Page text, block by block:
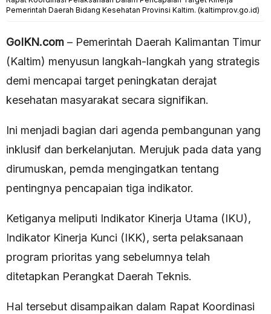
Pemerintah Daerah Bidang Kesehatan Provinsi Kaltim. (kaltimprov.go.id)
GoIKN.com – Pemerintah Daerah Kalimantan Timur
(Kaltim) menyusun langkah-langkah yang strategis
demi mencapai target peningkatan derajat
kesehatan masyarakat secara signifikan.
Ini menjadi bagian dari agenda pembangunan yang
inklusif dan berkelanjutan. Merujuk pada data yang
dirumuskan, pemda mengingatkan tentang
pentingnya pencapaian tiga indikator.
Ketiganya meliputi Indikator Kinerja Utama (IKU),
Indikator Kinerja Kunci (IKK), serta pelaksanaan
program prioritas yang sebelumnya telah
ditetapkan Perangkat Daerah Teknis.
Hal tersebut disampaikan dalam Rapat Koordinasi